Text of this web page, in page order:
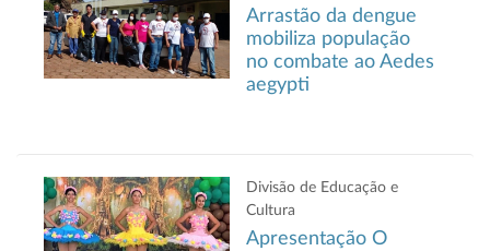
Arrastão da dengue
mobiliza população
no combate ao Aedes
aegypti
Divisão de Educação e
Cultura
Apresentação O